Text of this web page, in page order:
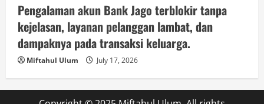
Pengalaman akun Bank Jago terblokir tanpa
kejelasan, layanan pelanggan lambat, dan
dampaknya pada transaksi keluarga.
Miftahul Ulum July 17, 2026